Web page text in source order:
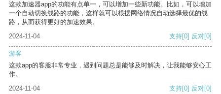
这款加速器app的功能有点单一，可以增加一些新功能。比如，可以增加
一个自动切换线路的功能，这样就可以根据网络情况自动选择最优的线
路，从而获得更好的加速效果。
2024-11-04
支持[0] 反对[0]
游客
这款app的客服非常专业，遇到问题总是能够及时解决，让我能够安心工
作。
2024-11-04
支持[0] 反对[0]